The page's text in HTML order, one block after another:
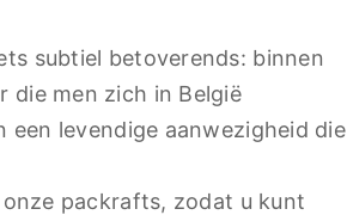
subtiel betoverends: binnen
die men zich in België
levendige aanwezigheid die
packrafts, zodat u kunt